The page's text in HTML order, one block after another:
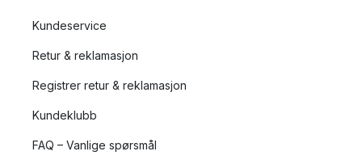
Kundeservice
Retur & reklamasjon
Registrer retur & reklamasjon
Kundeklubb
FAQ – Vanlige spørsmål